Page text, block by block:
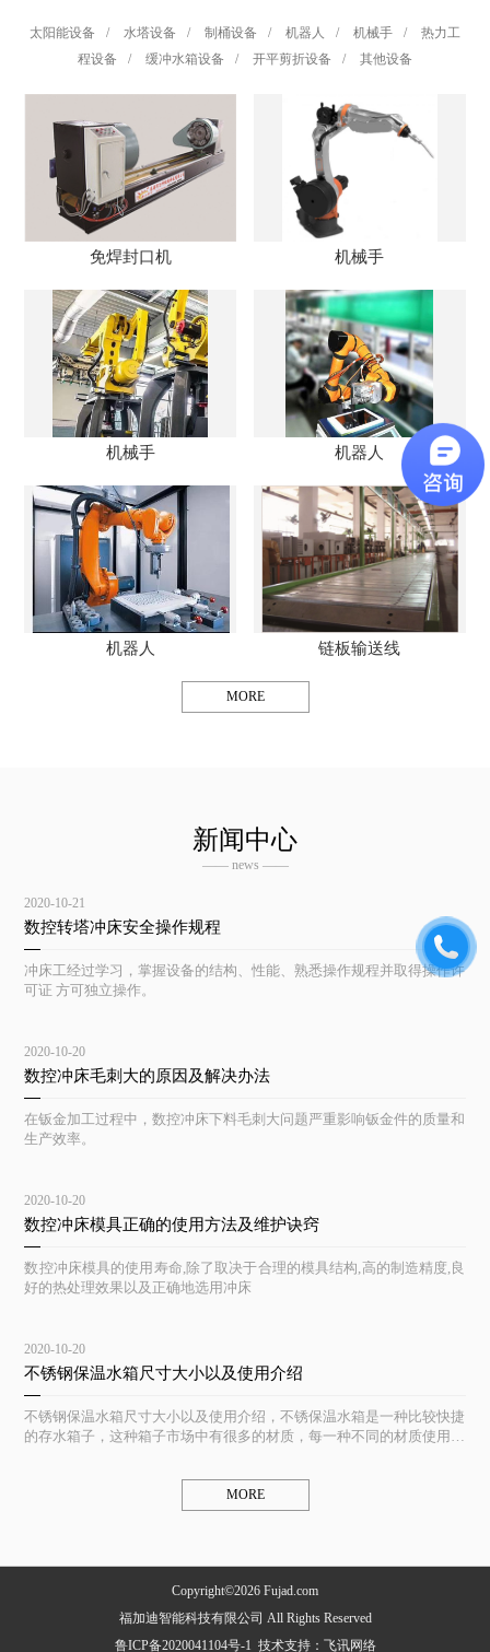
太阳能设备 / 水塔设备 / 制桶设备 / 机器人 / 机械手 /
热力工
程设备
/ 缓冲水箱设备 / 开平剪折设备 / 其他设备
免焊封口机 机械手
机械手 机器人
机器人 链板输送线
MORE
新闻中心
—— news ——
2020-10-21
数控转塔冲床安全操作规程
冲床工经过学习，掌握设备的结构、性能、熟悉操作规程并取得操作许
可证 方可独立操作。
2020-10-20
数控冲床毛刺大的原因及解决办法
在钣金加工过程中，数控冲床下料毛刺大问题严重影响钣金件的质量和
生产效率。
2020-10-20
数控冲床模具正确的使用方法及维护诀窍
数控冲床模具的使用寿命,除了取决于合理的模具结构,高的制造精度,良
好的热处理效果以及正确地选用冲床
2020-10-20
不锈钢保温水箱尺寸大小以及使用介绍
不锈钢保温水箱尺寸大小以及使用介绍，不锈保温水箱是一种比较快捷
的存水箱子，这种箱子市场中有很多的材质，每一种不同的材质使用起
MORE
Copyright©2026 Fujad.com
福加迪智能科技有限公司 All Rights Reserved
鲁ICP备2020041104号-1 技术支持： 飞讯网络